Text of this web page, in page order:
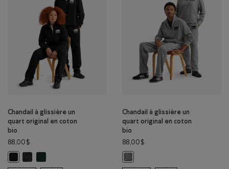
Chandail à glissière un
quart original en coton
bio
88,00$
Chandail à glissière un quart original en coton bio: NOIR Couleur
Chandail à glissière un quart original en coton bio: POIVRE NOIR
Chandail à glissière un quart original en coton bio: VARSITY
Chandail à glissière un
quart original en coton
bio
88,00$
Chandail à glissière un quart